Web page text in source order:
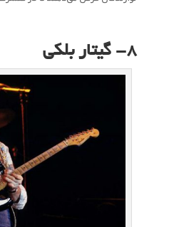
۸- گیتار بلکی